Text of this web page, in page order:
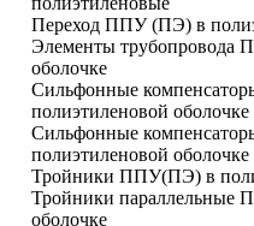
Переход ППУ (ПЭ) в
Элементы трубопровода
оболочке
Сильфонные
полиэтиленовой оболочке
Сильфонные
полиэтиленовой оболочке
Тройники ППУ(ПЭ) в
Тройники параллельные
оболочке